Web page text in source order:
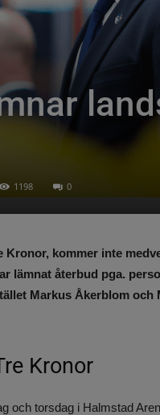
1198 0
kommer inte
lämnat återbud pga.
Markus Åkerblom och
Kronor
och torsdag i Halmstad